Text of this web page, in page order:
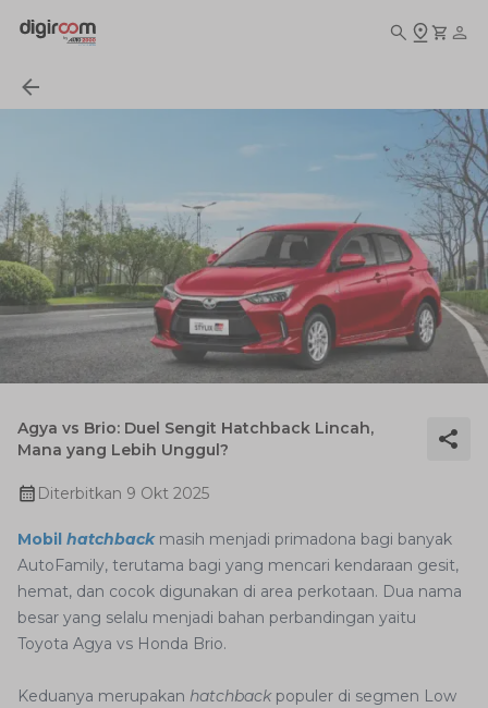
Agya vs Brio: Duel Sengit Hatchback Lincah,
Mana yang Lebih Unggul?
Diterbitkan 9 Okt 2025
Mobil hatchback masih menjadi primadona bagi banyak
AutoFamily, terutama bagi yang mencari kendaraan gesit,
hemat, dan cocok digunakan di area perkotaan. Dua nama
besar yang selalu menjadi bahan perbandingan yaitu
Toyota Agya vs Honda Brio.
Keduanya merupakan hatchback populer di segmen Low